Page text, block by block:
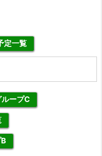
定一覧
ープC